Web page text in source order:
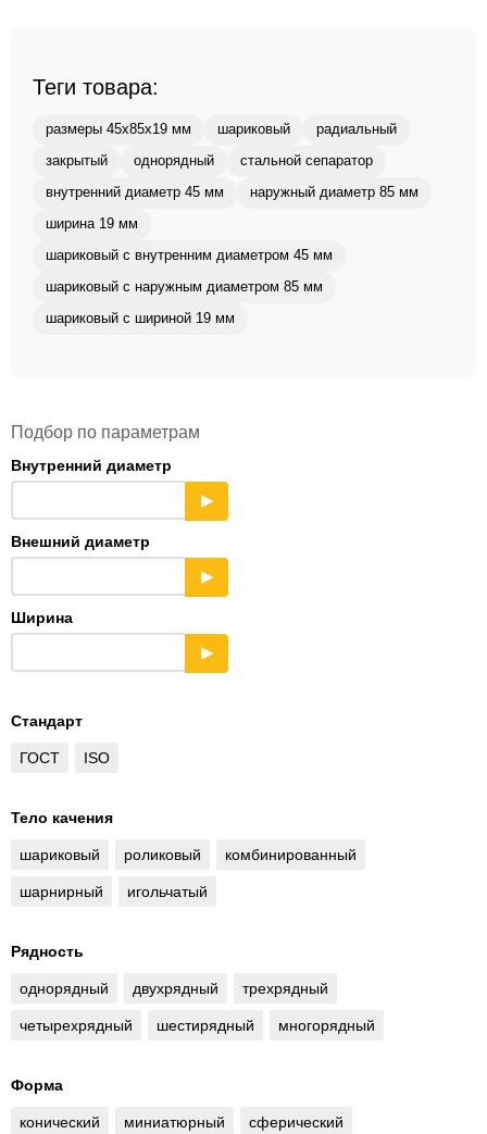
Теги товара:
размеры 45x85x19 мм шариковый радиальный
закрытый однорядный стальной сепаратор
внутренний диаметр 45 мм наружный диаметр 85 мм
ширина 19 мм
шариковый с внутренним диаметром 45 мм
шариковый с наружным диаметром 85 мм
шариковый с шириной 19 мм
Подбор по параметрам
Внутренний диаметр
▶
Внешний диаметр
▶
Ширина
▶
Стандарт
ГОСТ ISO
Тело качения
шариковый роликовый комбинированный
шарнирный игольчатый
Рядность
однорядный двухрядный трехрядный
четырехрядный шестирядный многорядный
Форма
конический миниатюрный сферический